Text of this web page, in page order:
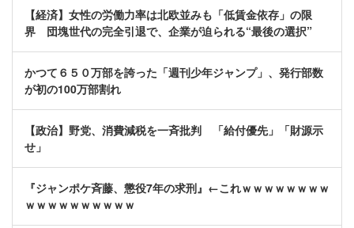
【経済】女性の労働力率は北欧並みも「低賃金依存」の限
界 団塊世代の完全引退で、企業が迫られる“最後の選択”
かつて６５０万部を誇った「週刊少年ジャンプ」、発行部数
が初の100万部割れ
【政治】野党、消費減税を一斉批判 「給付優先」「財源示
せ」
『ジャンポケ斉藤、懲役7年の求刑』←これｗｗｗｗｗｗｗｗ
ｗｗｗｗｗｗｗｗｗｗ